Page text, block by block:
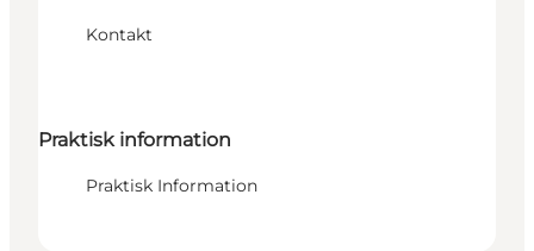
Kontakt
Praktisk information
Praktisk Information